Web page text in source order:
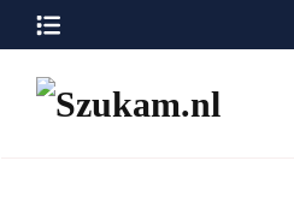
Przejdź do głównej treści